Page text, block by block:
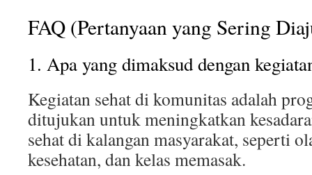
FAQ (Pertanyaan yang Sering
1. Apa yang dimaksud dengan
Kegiatan sehat di komunitas adalah
ditujukan untuk meningkatkan
sehat di kalangan masyarakat, seperti
kesehatan, dan kelas memasak.